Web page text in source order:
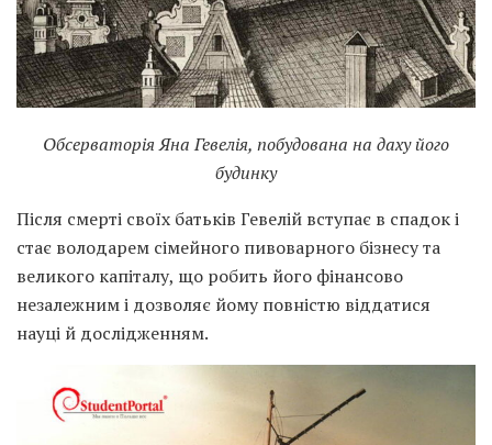
Обсерваторія Яна Гевелія, побудована на даху його
будинку
Після смерті своїх батьків Гевелій вступає в спадок і
стає володарем сімейного пивоварного бізнесу та
великого капіталу, що робить його фінансово
незалежним і дозволяє йому повністю віддатися
науці й дослідженням.